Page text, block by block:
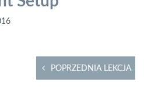
POPRZEDNIA LEKCJA